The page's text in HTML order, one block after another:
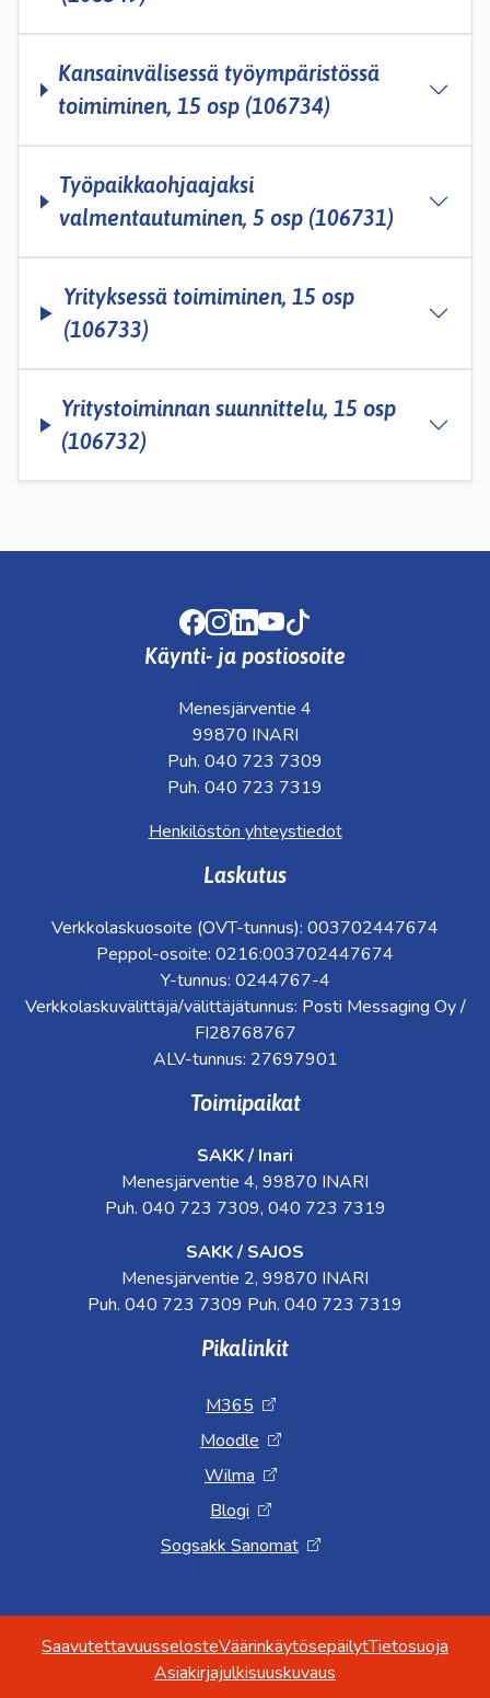
Kansainvälisessä työympäristössä
toimiminen, 15 osp (106734)
Työpaikkaohjaajaksi
valmentautuminen, 5 osp (106731)
Yrityksessä toimiminen, 15 osp
(106733)
Yritystoiminnan suunnittelu, 15 osp
(106732)
Facebook
Instagram
LinkedIn
Youtube
Käynti- ja postiosoite
Menesjärventie 4
99870 INARI
Puh. 040 723 7309
Puh. 040 723 7319
Henkilöstön yhteystiedot
Laskutus
Verkkolaskuosoite (OVT-tunnus): 003702447674
Peppol-osoite: 0216:003702447674
Y-tunnus: 0244767-4
Verkkolaskuvälittäjä/välittäjätunnus: Posti Messaging Oy /
FI28768767
ALV-tunnus: 27697901
Toimipaikat
SAKK / Inari
Menesjärventie 4, 99870 INARI
Puh. 040 723 7309, 040 723 7319
SAKK / SAJOS
Menesjärventie 2, 99870 INARI
Puh. 040 723 7309 Puh. 040 723 7319
Pikalinkit
M365
Moodle
Wilma
Blogi
Sogsakk Sanomat
SaavutettavuusselosteVäärinkäytösepäilytTietosuoja
Asiakirjajulkisuuskuvaus